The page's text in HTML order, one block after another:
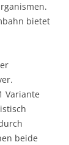
bietet
Variante
beide